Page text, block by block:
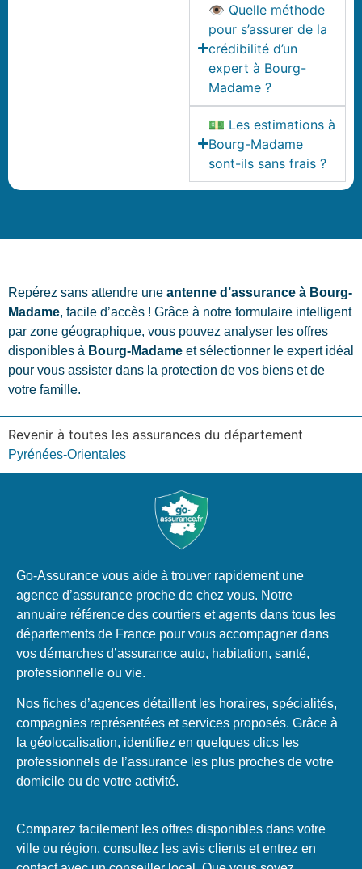
👁️ Quelle méthode
pour s’assurer de la
crédibilité d’un
expert à Bourg-
Madame ?
💵 Les estimations à
Bourg-Madame
sont-ils sans frais ?
Repérez sans attendre une antenne d’assurance à Bourg-
Madame, facile d’accès ! Grâce à notre formulaire intelligent
par zone géographique, vous pouvez analyser les offres
disponibles à Bourg-Madame et sélectionner le expert idéal
pour vous assister dans la protection de vos biens et de
votre famille.
Revenir à toutes les assurances du département
Pyrénées-Orientales
Go-Assurance vous aide à trouver rapidement une
agence d’assurance proche de chez vous. Notre
annuaire référence des courtiers et agents dans tous les
départements de France pour vous accompagner dans
vos démarches d’assurance auto, habitation, santé,
professionnelle ou vie.
Nos fiches d’agences détaillent les horaires, spécialités,
compagnies représentées et services proposés. Grâce à
la géolocalisation, identifiez en quelques clics les
professionnels de l’assurance les plus proches de votre
domicile ou de votre activité.
Comparez facilement les offres disponibles dans votre
ville ou région, consultez les avis clients et entrez en